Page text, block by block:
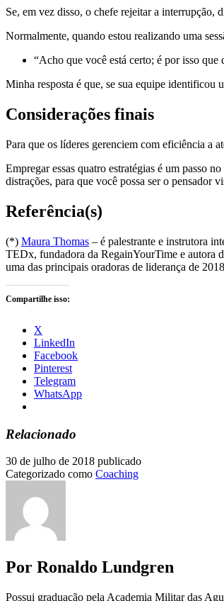
Se, em vez disso, o chefe rejeitar a interrupção,
Normalmente, quando estou realizando uma
“Acho que você está certo; é por isso
Minha resposta é que, se sua equipe identificou
Considerações finais
Para que os líderes gerenciem com eficiência a
Empregar essas quatro estratégias é um passo
distrações, para que você possa ser o pensador
Referência(s)
(*) Maura Thomas – é palestrante e instrutora
TEDx, fundadora da RegainYourTime e autora
uma das principais oradoras de liderança de
Compartilhe isso:
X
LinkedIn
Facebook
Pinterest
Telegram
WhatsApp
Relacionado
30 de julho de 2018 publicado
Categorizado como Coaching
Por Ronaldo Lundgren
Possui graduação pela Academia Militar das